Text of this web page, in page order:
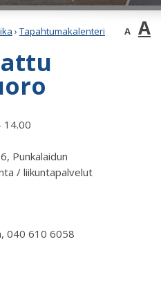
› Tapahtumakalenteri A A
14.00
Punkalaidun
/ liikuntapalvelut
040 610 6058